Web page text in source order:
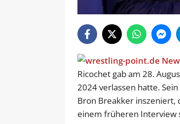
Ricochet gab am 28.
2024 verlassen hatte.
Bron Breakker inszeniert,
einem früheren Interview